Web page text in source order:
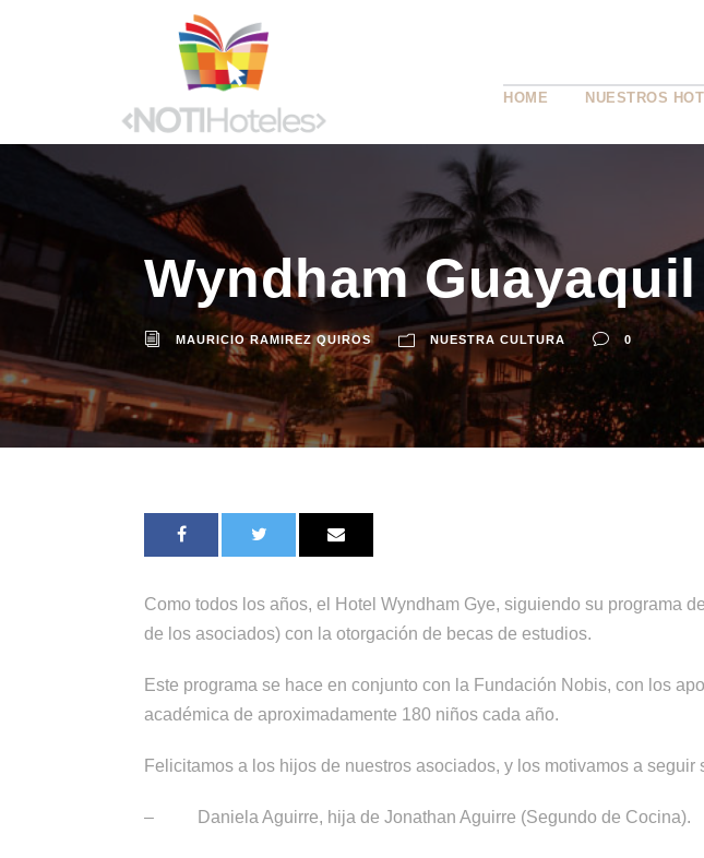
HOME NUESTROS
Wyndham
MAURICIO RAMIREZ QUIROS NUESTRA CULTURA 0
Como todos los años, el Hotel Wyndham Gye, siguiendo su programa
de los asociados) con la otorgación de becas de estudios.
Este programa se hace en conjunto con la Fundación Nobis, con los
académica de aproximadamente 180 niños cada año.
Felicitamos a los hijos de nuestros asociados, y los motivamos a
– Daniela Aguirre, hija de Jonathan Aguirre (Segundo de Cocina).